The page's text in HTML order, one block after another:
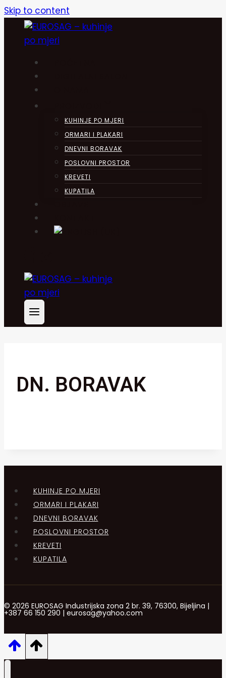
Skip to content
KUHINJE PO MJERI
ORMARI I PLAKARI
DNEVNI BORAVAK
POSLOVNI PROSTOR
KREVETI
KUPATILA
DN. BORAVAK
KUHINJE PO MJERI
ORMARI I PLAKARI
DNEVNI BORAVAK
POSLOVNI PROSTOR
KREVETI
KUPATILA
© 2026 EUROSAG Industrijska zona 2 br. 39, 76300, Bijeljina |
+387 66 150 290 | eurosag@yahoo.com